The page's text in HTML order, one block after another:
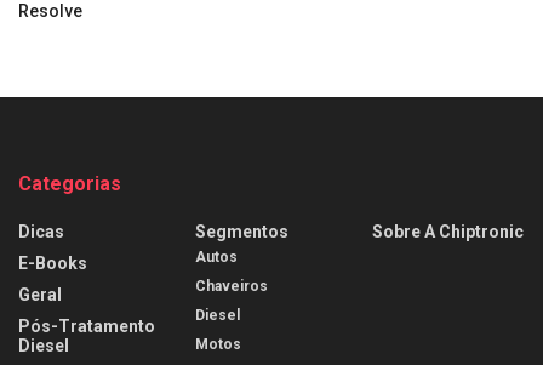
Resolve
Categorias
Dicas
E-Books
Geral
Pós-Tratamento
Diesel
Segmentos
Autos
Chaveiros
Diesel
Motos
Sobre A Chiptronic